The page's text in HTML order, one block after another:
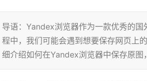
导语：Yandex浏览器作为一款优秀的
程中，我们可能会遇到想要保存网页上
细介绍如何在Yandex浏览器中保存原